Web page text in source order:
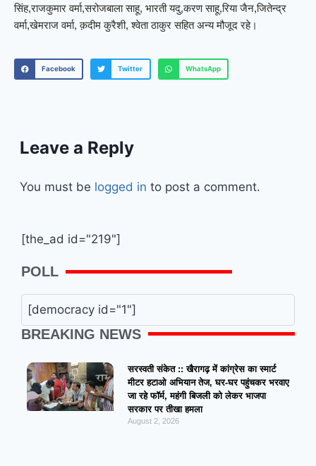
सिंह,राजकुमार वर्मा,सरोजबाला साहू, भारती यदु,करण साहू,रिया जैन,जितेन्द्र
वर्मा,खेमराज वर्मा, क़दीम कुरैशी, श्वेता ठाकुर सहित अन्य मौजूद रहे।
Facebook Twitter WhatsApp
Leave a Reply
You must be logged in to post a comment.
[the_ad id="219"]
POLL
[democracy id="1"]
BREAKING NEWS
सरस्वती संकेत :: खैरागढ़ में कांग्रेस का स्मार्ट
मीटर हटाओ अभियान तेज, घर-घर पहुंचकर भरवाए
जा रहे फॉर्म, महंगी बिजली को लेकर भाजपा
सरकार पर तीखा हमला
August 2, 2026